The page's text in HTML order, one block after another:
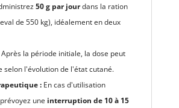
50 g par jourdans la ration
de 550 kg), idéalement en deux
la période initiale, la dose peut
selon l'évolution de l'état cutané.
:En cas d'utilisation
une interruption de 10 à 15